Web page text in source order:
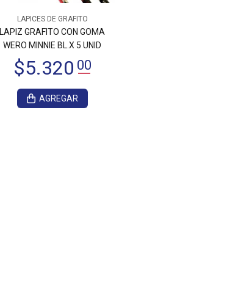
LAPICES DE GRAFITO
LAPIZ GRAFITO CON GOMA
WERO MINNIE BL.X 5 UNID
AGREGAR